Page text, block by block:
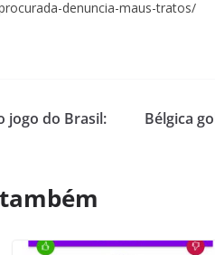
denuncia-maus-tratos/
jogo do Brasil:
Bélgica